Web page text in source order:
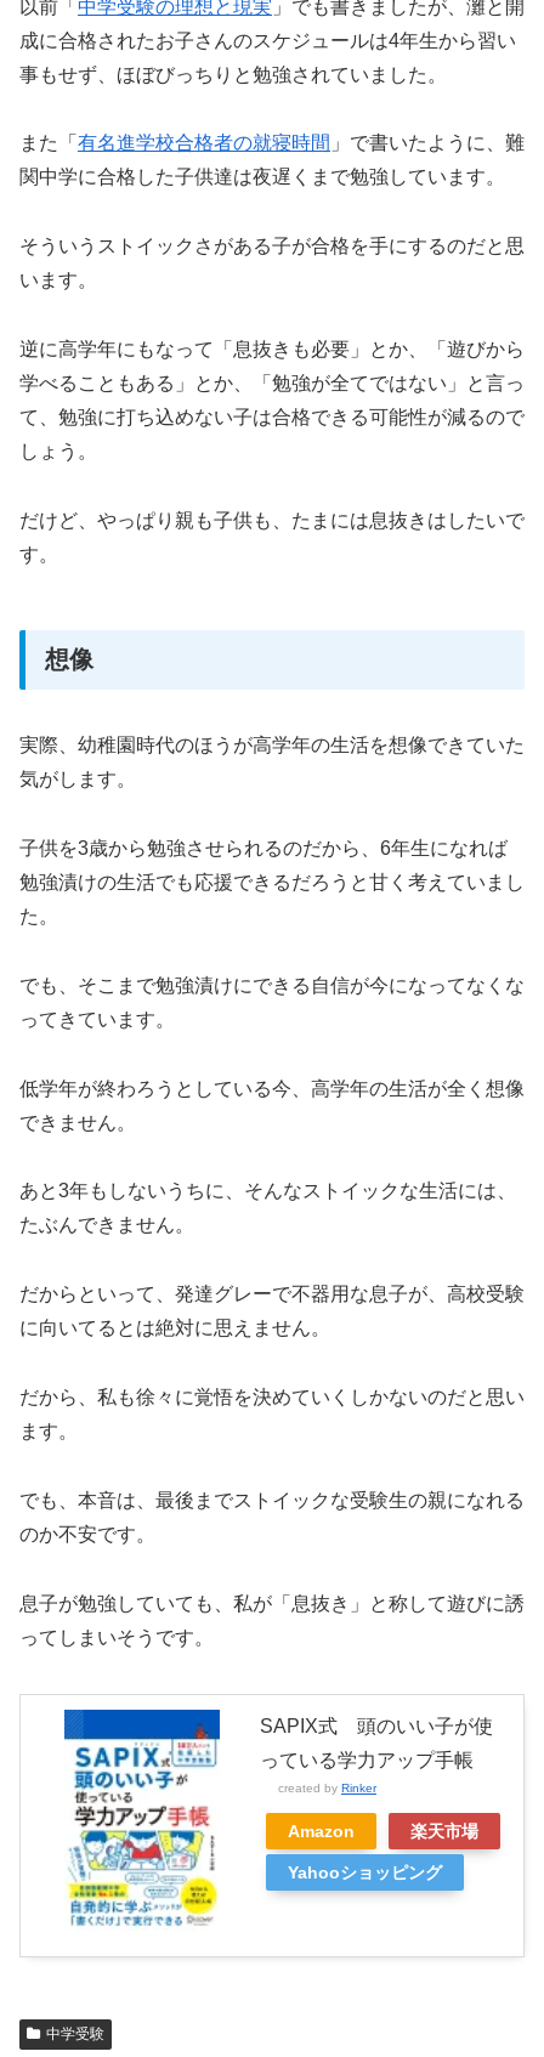
以前「 中学受験の理想と現実 」でも書きましたが、灘と開
成に合格されたお子さんのスケジュールは4年生から習い
事もせず、ほぼびっちりと勉強されていました。
また「 有名進学校合格者の就寝時間 」で書いたように、難
関中学に合格した子供達は夜遅くまで勉強しています。
そういうストイックさがある子が合格を手にするのだと思
います。
逆に高学年にもなって「息抜きも必要」とか、「遊びから
学べることもある」とか、「勉強が全てではない」と言っ
て、勉強に打ち込めない子は合格できる可能性が減るので
しょう。
だけど、やっぱり親も子供も、たまには息抜きはしたいで
す。
想像
実際、幼稚園時代のほうが高学年の生活を想像できていた
気がします。
子供を3歳から勉強させられるのだから、6年生になれば
勉強漬けの生活でも応援できるだろうと甘く考えていまし
た。
でも、そこまで勉強漬けにできる自信が今になってなくな
ってきています。
低学年が終わろうとしている今、高学年の生活が全く想像
できません。
あと3年もしないうちに、そんなストイックな生活には、
たぶんできません。
だからといって、発達グレーで不器用な息子が、高校受験
に向いてるとは絶対に思えません。
だから、私も徐々に覚悟を決めていくしかないのだと思い
ます。
でも、本音は、最後までストイックな受験生の親になれる
のか不安です。
息子が勉強していても、私が「息抜き」と称して遊びに誘
ってしまいそうです。
SAPIX式 頭のいい子が使
っている学力アップ手帳
created by Rinker
Amazon 楽天市場
Yahooショッピング
中学受験